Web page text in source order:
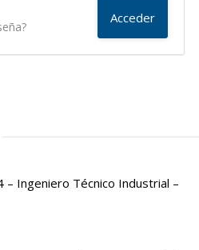
Ingeniero Técnico Industrial –